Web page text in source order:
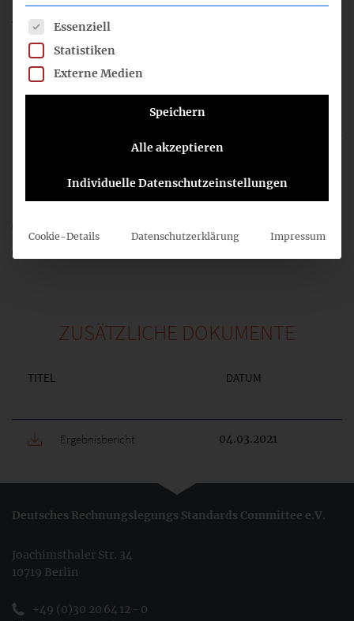
4
09:00
IASB ED/2020/4 Lease Liability in a Sale and
ZUSÄTZLICHE DOKUMENTE
TITEL DATUM
Ergebnisbericht 04.03.2021
Deutsches Rechnungslegungs Standards Committee e.V.
Joachimsthaler Str. 34
10719 Berlin
+49 (0)30 20 64 12 - 0
Es folgt eine Liste der Service-Gruppen, für die eine
Essenziell
Statistiken
Externe Medien
Speichern
Alle akzeptieren
Individuelle Datenschutzeinstellungen
Cookie-Details Datenschutzerklärung Impressum